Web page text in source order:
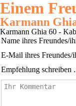
Einem
Karmann
Karmann Ghia 60 -
Name ihres Freundes/
E-Mail ihres Freundes/
Empfehlung schreiben